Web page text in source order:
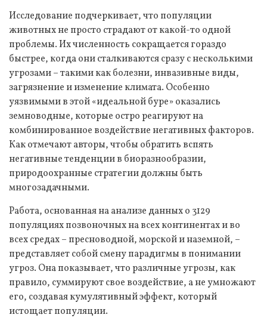
Исследование подчеркивает, что популяции
животных не просто страдают от какой-то одной
проблемы. Их численность сокращается гораздо
быстрее, когда они сталкиваются сразу с несколькими
угрозами – такими как болезни, инвазивные виды,
загрязнение и изменение климата. Особенно
уязвимыми в этой «идеальной буре» оказались
земноводные, которые остро реагируют на
комбинированное воздействие негативных факторов.
Как отмечают авторы, чтобы обратить вспять
негативные тенденции в биоразнообразии,
природоохранные стратегии должны быть
многозадачными.
Работа, основанная на анализе данных о 3129
популяциях позвоночных на всех континентах и во
всех средах – пресноводной, морской и наземной, –
представляет собой смену парадигмы в понимании
угроз. Она показывает, что различные угрозы, как
правило, суммируют свое воздействие, а не умножают
его, создавая кумулятивный эффект, который
истощает популяции.